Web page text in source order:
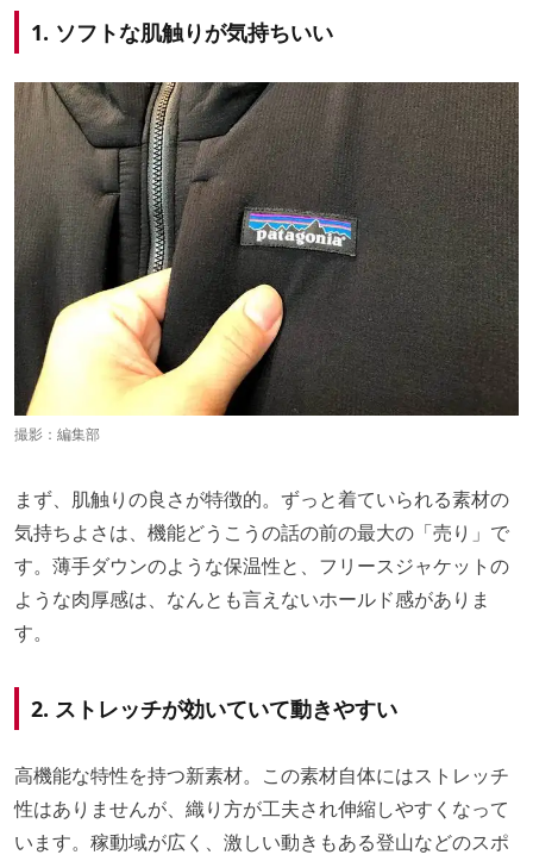
1. ソフトな肌触りが気持ちいい
撮影：編集部
まず、肌触りの良さが特徴的。ずっと着ていられる素材の
気持ちよさは、機能どうこうの話の前の最大の「売り」で
す。薄手ダウンのような保温性と、フリースジャケットの
ような肉厚感は、なんとも言えないホールド感がありま
す。
2. ストレッチが効いていて動きやすい
高機能な特性を持つ新素材。この素材自体にはストレッチ
性はありませんが、織り方が工夫され伸縮しやすくなって
います。稼動域が広く、激しい動きもある登山などのスポ